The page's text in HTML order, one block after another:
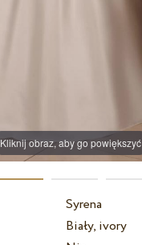
Kliknij obraz, aby go powiększyć
Syrena
Biały, ivory